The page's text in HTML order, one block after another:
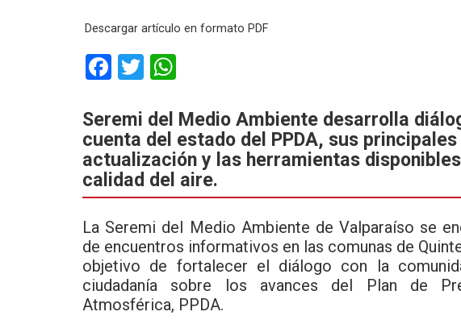
Descargar artículo en formato PDF
F
ce
b
o
o
k
T
tt
er
at
s
A
p
p
Seremi del Medio Ambiente desarrolla
cuenta del estado del PPDA, sus
actualización y las herramientas
calidad del aire.
La Seremi del Medio Ambiente de Valparaíso se
de encuentros informativos en las comunas de
objetivo de fortalecer el diálogo con la
ciudadanía sobre los avances del Plan de
Atmosférica, PPDA.